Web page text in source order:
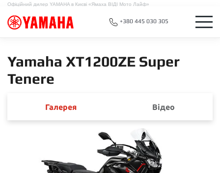
Офіційний дилер YAMAHA в Києві «Ямаха ВІДІ Мото Лайф»
+380 445 030 305
Yamaha XT1200ZE Super
Tenere
Галерея Відео